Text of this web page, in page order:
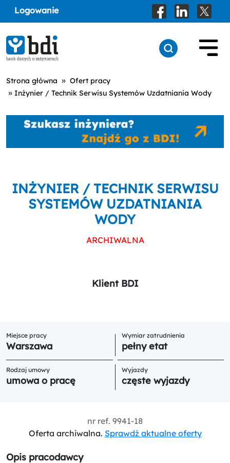
Logowanie
Strona główna » Ofert pracy
» Inżynier / Technik Serwisu Systemów Uzdatniania Wody
INŻYNIER / TECHNIK SERWISU
SYSTEMÓW UZDATNIANIA
WODY
ARCHIWALNA
Klient BDI
Miejsce pracy
Warszawa
Wymiar zatrudnienia
pełny etat
Rodzaj umowy
umowa o pracę
Wyjazdy
częste wyjazdy
nr ref. 9941-18
Oferta archiwalna. Sprawdź aktualne oferty
Opis pracodawcy